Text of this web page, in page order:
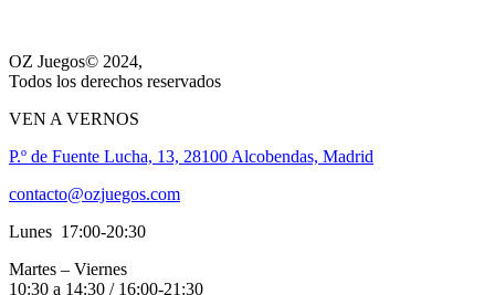
OZ Juegos© 2024,
Todos los derechos reservados
VEN A VERNOS
P.º de Fuente Lucha, 13, 28100 Alcobendas, Madrid
contacto@ozjuegos.com
Lunes 17:00-20:30
Martes – Viernes
10:30 a 14:30 / 16:00-21:30